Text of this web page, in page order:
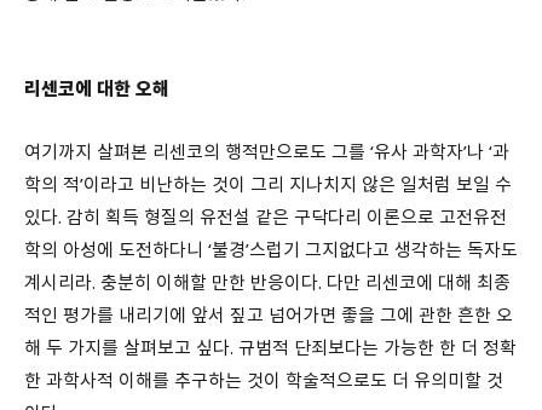
리센코에 대한 오해
여기까지 살펴본 리센코의 행적만으로도 그를 ‘유사 과학자’나 ‘과
학의 적’이라고 비난하는 것이 그리 지나치지 않은 일처럼 보일 수
있다. 감히 획득 형질의 유전설 같은 구닥다리 이론으로 고전유전
학의 아성에 도전하다니 ‘불경’스럽기 그지없다고 생각하는 독자도
계시리라. 충분히 이해할 만한 반응이다. 다만 리센코에 대해 최종
적인 평가를 내리기에 앞서 짚고 넘어가면 좋을 그에 관한 흔한 오
해 두 가지를 살펴보고 싶다. 규범적 단죄보다는 가능한 한 더 정확
한 과학사적 이해를 추구하는 것이 학술적으로도 더 유의미할 것